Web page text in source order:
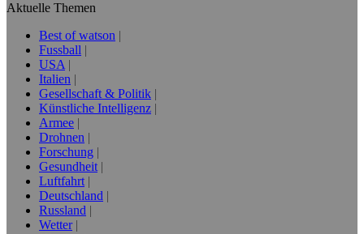
Aktuelle Themen
Best of watson
Fussball
USA
Italien
Gesellschaft & Politik
Künstliche Intelligenz
Armee
Drohnen
Forschung
Gesundheit
Luftfahrt
Deutschland
Russland
Wetter